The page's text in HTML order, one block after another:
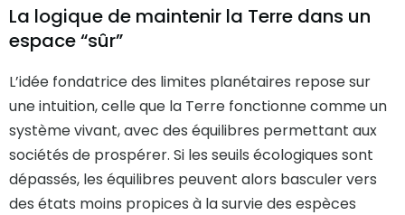
La logique de maintenir la Terre dans un
espace “sûr”
L’idée fondatrice des limites planétaires repose sur
une intuition, celle que la Terre fonctionne comme un
système vivant, avec des équilibres permettant aux
sociétés de prospérer. Si les seuils écologiques sont
dépassés, les équilibres peuvent alors basculer vers
des états moins propices à la survie des espèces